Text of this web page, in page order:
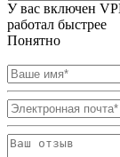
У вас включен
работал быстрее
Понятно